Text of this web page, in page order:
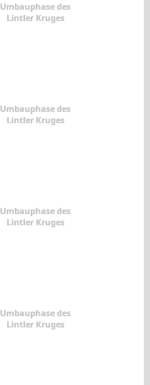
Umbauphase des
Lintler Kruges
Umbauphase des
Lintler Kruges
Umbauphase des
Lintler Kruges
Umbauphase des
Lintler Kruges